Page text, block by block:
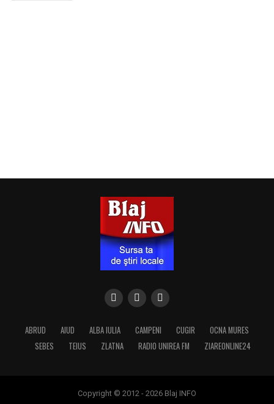
ABRUD AIUD ALBA IULIA CAMPENI CUGIR
OCNA MURES
SEBES
TEIUS ZLATNA RADIO UNIREA FM ZIAREONLINE24
Copyright © 2012 - 2026 Blaj INFO